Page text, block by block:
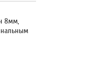
8мм,